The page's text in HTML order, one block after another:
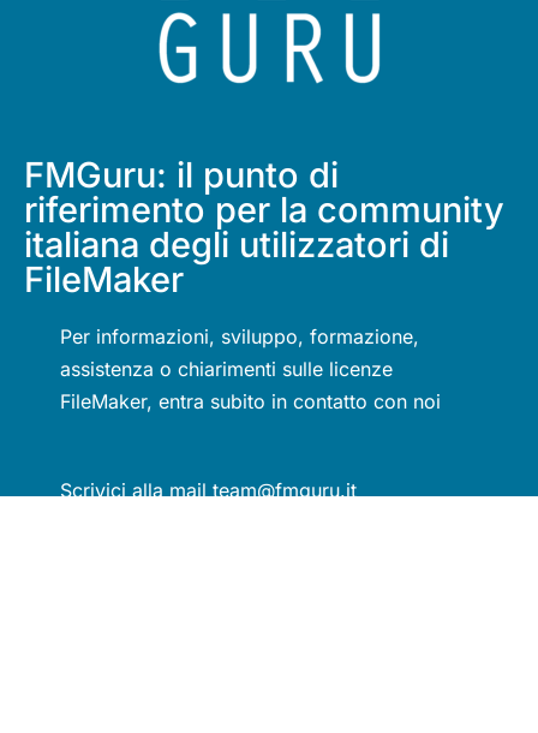
FMGuru: il punto di
riferimento per la community
italiana degli utilizzatori di
FileMaker
Per informazioni, sviluppo, formazione,
assistenza o chiarimenti sulle licenze
FileMaker, entra subito in contatto con noi
Scrivici alla mail team@fmguru.it